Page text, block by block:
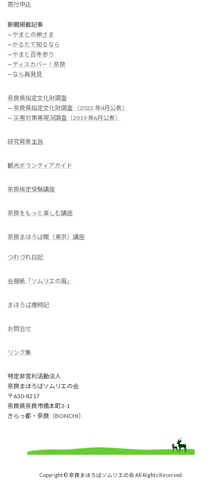
寄付申込
新聞掲載記事
—やまとの神さま
—かるたで知るなら
—やまと百寺参り
—ディスカバー！奈良
—なら再発見
奈良県指定文化財調査
— 奈良県指定文化財調査 （2022 年4月公表）
— 災害対策等現況調査（2019 年6月公表）
研究発表主旨
観光ボランティアガイド
奈良検定受験講座
奈良をもっと楽しむ講座
奈良まほろば館（東京）講座
つれづれ日記
会報紙「ソムリエの風」
まほろば歳時記
お問合せ
リンク集
特定非営利活動法人
奈良まほろばソムリエの会
〒630-8217
奈良県奈良市橋本町3-1
きらっ都・奈良（BONCHI）
Copyright © 奈良まほろばソムリエの会 All Rights Reserved.